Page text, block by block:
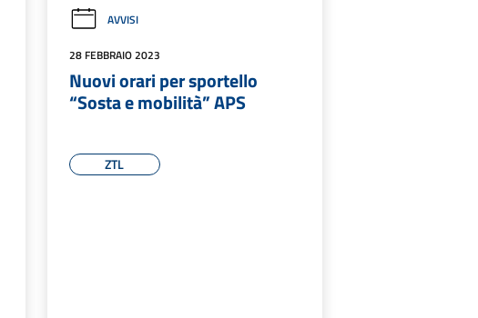
AVVISI
28 FEBBRAIO 2023
Nuovi orari per sportello
“Sosta e mobilità” APS
ZTL